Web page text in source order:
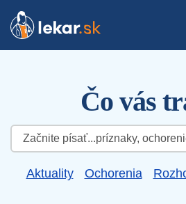
Čo vás
Hľadať:
Aktuality Ochorenia